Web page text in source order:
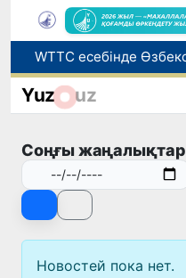
Yuz uz
Соңғы жаңалықтар
Новостей пока нет.